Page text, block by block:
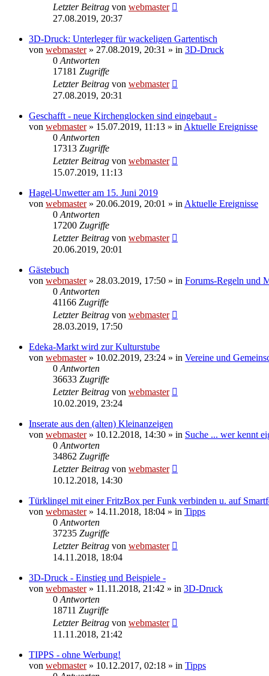
Letzter Beitrag von webmaster
27.08.2019, 20:37
3D-Druck: Unterleger für wackeligen Gartentisch
von webmaster» 27.08.2019, 20:31 » in 3D-Druck
0 Antworten
17181 Zugriffe
Letzter Beitrag von webmaster
27.08.2019, 20:31
Geschafft - neue Kirchenglocken sind eingebaut -
von webmaster» 15.07.2019, 11:13 » in Aktuelle Ereignisse
0 Antworten
17313 Zugriffe
Letzter Beitrag von webmaster
15.07.2019, 11:13
Hagel-Unwetter am 15. Juni 2019
von webmaster» 20.06.2019, 20:01 » in Aktuelle Ereignisse
0 Antworten
17200 Zugriffe
Letzter Beitrag von webmaster
20.06.2019, 20:01
Gästebuch
von webmaster» 28.03.2019, 17:50 » in Forums-Regeln und
0 Antworten
41166 Zugriffe
Letzter Beitrag von webmaster
28.03.2019, 17:50
Edeka-Markt wird zur Kulturstube
von webmaster» 10.02.2019, 23:24 » in Vereine und
0 Antworten
36633 Zugriffe
Letzter Beitrag von webmaster
10.02.2019, 23:24
Inserate aus den (alten) Kleinanzeigen
von webmaster» 10.12.2018, 14:30 » in Suche ... wer kennt
0 Antworten
34862 Zugriffe
Letzter Beitrag von webmaster
10.12.2018, 14:30
Türklingel mit einer FritzBox per Funk verbinden u. auf
von webmaster» 14.11.2018, 18:04 » in Tipps
0 Antworten
37235 Zugriffe
Letzter Beitrag von webmaster
14.11.2018, 18:04
3D-Druck - Einstieg und Beispiele -
von webmaster» 11.11.2018, 21:42 » in 3D-Druck
0 Antworten
18711 Zugriffe
Letzter Beitrag von webmaster
11.11.2018, 21:42
TIPPS - ohne Werbung!
von webmaster» 10.12.2017, 02:18 » in Tipps